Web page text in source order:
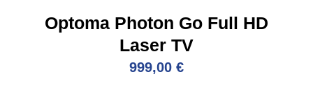
Optoma Photon Go Full HD
Laser TV
999,00 €